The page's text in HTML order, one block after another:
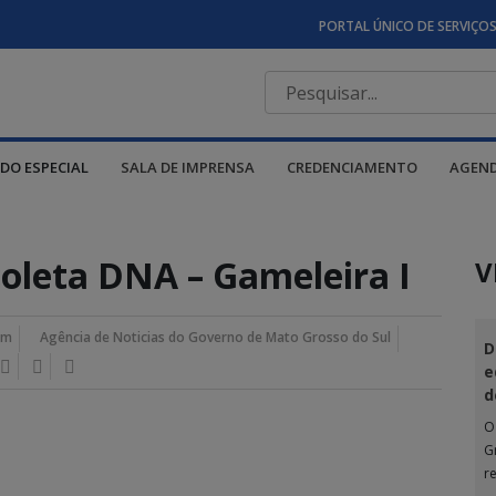
PORTAL ÚNICO DE SERVIÇOS
ESPECIAL SALA DE IMPRENSA CREDENCIAMENTO
DNA – Gameleira I
Agência de Noticias do Governo de Mato Grosso do Sul